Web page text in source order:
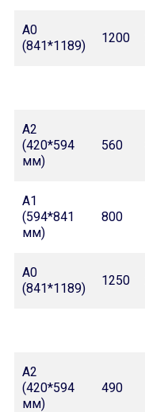
А0
(841*1189)
1200
А2
(420*594
мм)
560
А1
(594*841
мм)
800
А0
(841*1189)
1250
А2
(420*594
мм)
490